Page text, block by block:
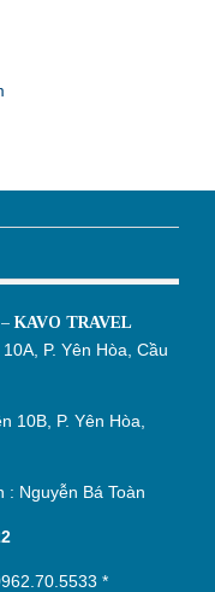
KAVO TRAVEL
P. Yên Hòa, Cầu
10B, P. Yên Hòa,
: Nguyễn Bá Toàn
*